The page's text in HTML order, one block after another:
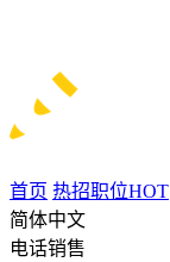
首页 热招职位HOT
简体中文
电话销售